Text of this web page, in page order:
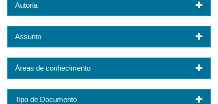
Autoria
Assunto
Áreas de conhecimento
Tipo de Documento